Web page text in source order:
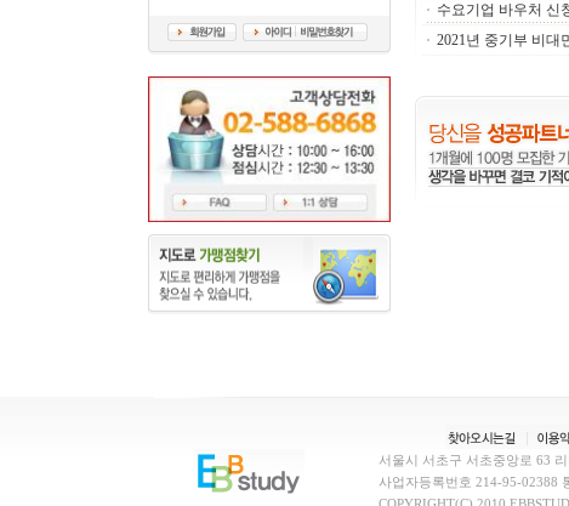
수요기업 바우처 신
2021년 중기부 비대
서울시 서초구 서초중앙로 63
사업자등록번호 214-95-02388